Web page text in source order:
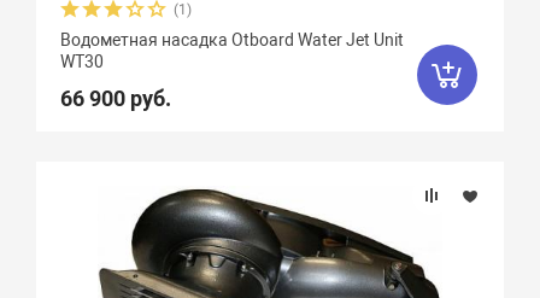
(1)
Водометная насадка Otboard Water Jet Unit
WТ30
66 900 руб.